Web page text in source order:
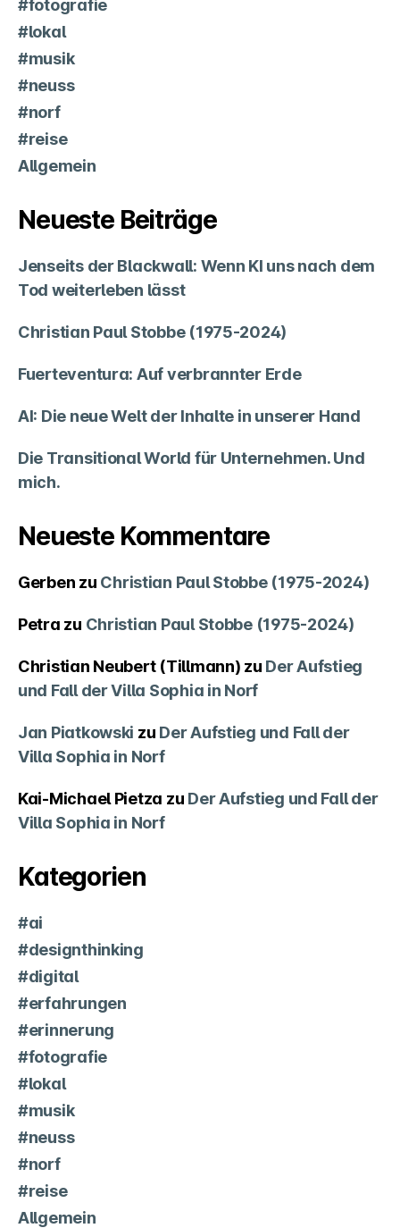
#fotografie
#lokal
#musik
#neuss
#norf
#reise
Allgemein
Neueste Beiträge
Jenseits der Blackwall: Wenn KI uns nach dem
Tod weiterleben lässt
Christian Paul Stobbe (1975-2024)
Fuerteventura: Auf verbrannter Erde
AI: Die neue Welt der Inhalte in unserer Hand
Die Transitional World für Unternehmen. Und
mich.
Neueste Kommentare
Gerben zu Christian Paul Stobbe (1975-2024)
Petra zu Christian Paul Stobbe (1975-2024)
Christian Neubert (Tillmann) zu Der Aufstieg
und Fall der Villa Sophia in Norf
Jan Piatkowski zu Der Aufstieg und Fall der
Villa Sophia in Norf
Kai-Michael Pietza zu Der Aufstieg und Fall der
Villa Sophia in Norf
Kategorien
#ai
#designthinking
#digital
#erfahrungen
#erinnerung
#fotografie
#lokal
#musik
#neuss
#norf
#reise
Allgemein